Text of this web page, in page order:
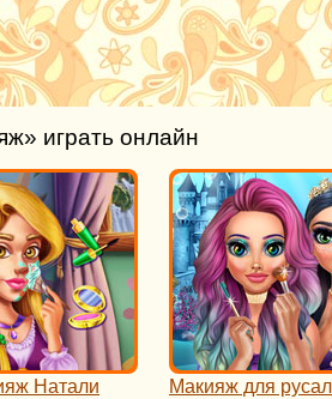
играть онлайн
Натали Макияж для